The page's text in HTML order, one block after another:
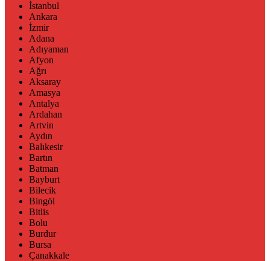
İstanbul
Ankara
İzmir
Adana
Adıyaman
Afyon
Ağrı
Aksaray
Amasya
Antalya
Ardahan
Artvin
Aydın
Balıkesir
Bartın
Batman
Bayburt
Bilecik
Bingöl
Bitlis
Bolu
Burdur
Bursa
Çanakkale